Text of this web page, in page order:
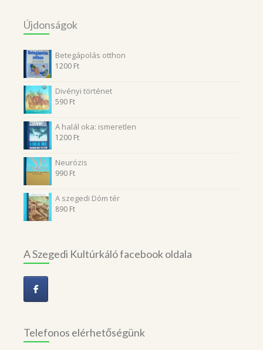
Újdonságok
Betegápolás otthon
1200 Ft
Divényi történet
590 Ft
A halál oka: ismeretlen
1200 Ft
Neurózis
990 Ft
A szegedi Dóm tér
890 Ft
A Szegedi Kultúrkáló facebook oldala
Telefonos elérhetőségünk